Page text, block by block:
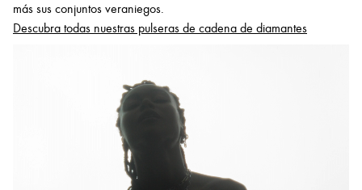
más sus conjuntos veraniegos.
Descubra todas nuestras pulseras de cadena de diamantes